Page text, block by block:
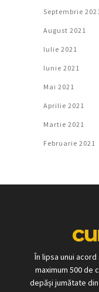
Septembrie 2021
August 2021
Iulie 2021
Iunie 2021
Mai 2021
Aprilie 2021
Martie 2021
Februarie 2021
În lipsa unui
maximum 500 de
depăși jumătate